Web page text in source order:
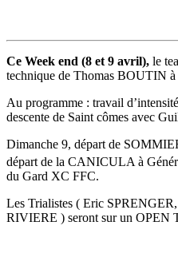
Ce Week end (8 et 9 avril), le
technique de Thomas BOUTIN
Au programme : travail
descente de Saint cômes avec
Dimanche 9, départ de
départ de la CANICULA à
du Gard XC FFC.
Les Trialistes ( Eric
RIVIERE ) seront sur un OPEN